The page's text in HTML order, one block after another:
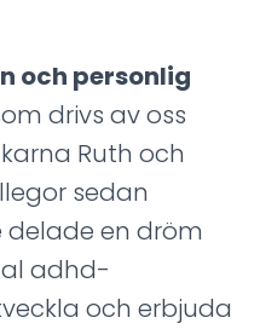
och personlig
drivs av oss
Ruth och
sedan
en dröm
adhd-
och erbjuda